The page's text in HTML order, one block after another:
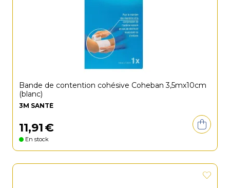
Bande de contention cohésive Coheban 3,5mx10cm
(blanc)
3M SANTÉ
11,91€
En stock